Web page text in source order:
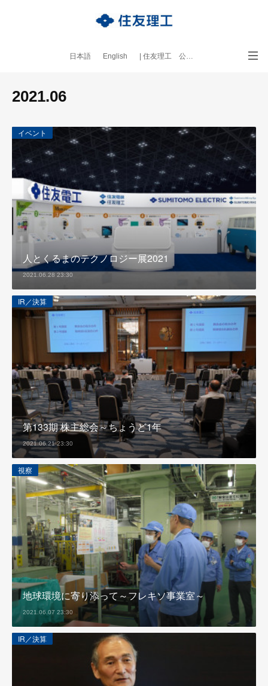
日本語 English | 住友理工 公式サイト
2021.06
イベント
人とくるまのテクノロジー展2021
2021.06.28 23:30
IR／決算
第133期 株主総会～ちょうど1年
2021.06.21 23:30
視察
地球環境に寄り添って～フレキソ事業室～
2021.06.07 23:30
IR／決算